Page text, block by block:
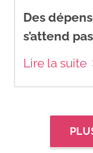
Des
s’attend pas
Lire la suite